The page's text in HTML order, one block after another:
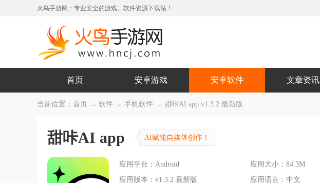
火鸟手游网：专业安全的游戏、软件资源下载站！
首页 安卓游戏 安卓软件 文章资讯
当前位置： 首页 → 软件 → 手机软件 → 甜咔AI app v1.3.2 最新版
甜咔AI app AI赋能自媒体创作！
应用平台：Android 应用大小：84.3M
应用版本：v1.3.2 最新版
应用语言：中文